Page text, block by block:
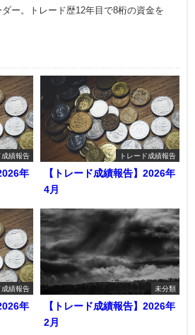
ー。トレード歴12年目で8桁の資金を
成績報告
年
トレード成績報告
【トレード成績報告】2026年
4月
成績報告
年
未分類
【トレード成績報告】2026年
2月